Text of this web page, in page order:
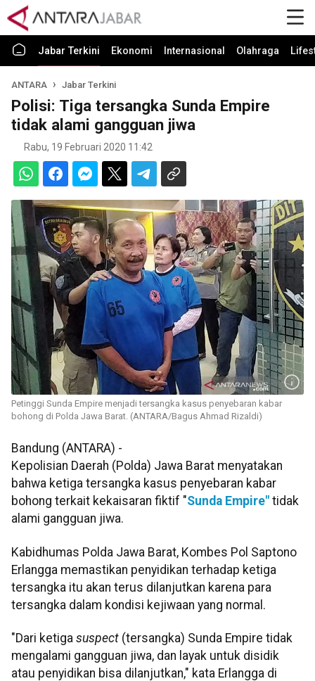
Jabar Terkini Ekonomi Internasional Olahraga
ANTARA Jabar Terkini
Polisi: Tiga tersangka Sunda Empire
tidak alami gangguan jiwa
Rabu, 19 Februari 2020 11:42
Petinggi Sunda Empire menjadi tersangka kasus penyebaran kabar
bohong di Polda Jawa Barat. (ANTARA/Bagus Ahmad Rizaldi)
Bandung (ANTARA) -
Kepolisian Daerah (Polda) Jawa Barat menyatakan
bahwa ketiga tersangka kasus penyebaran kabar
bohong terkait kekaisaran fiktif "Sunda Empire" tidak
alami gangguan jiwa.
Kabidhumas Polda Jawa Barat, Kombes Pol Saptono
Erlangga memastikan penyidikan terhadap ketiga
tersangka itu akan terus dilanjutkan karena para
tersangka dalam kondisi kejiwaan yang normal.
"Dari ketiga suspect (tersangka) Sunda Empire tidak
mengalami gangguan jiwa, dan layak untuk disidik
atau penyidikan bisa dilanjutkan," kata Erlangga di